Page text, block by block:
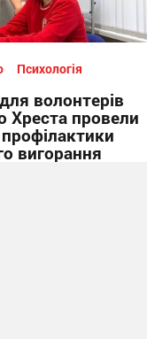
Психологія
волонтерів
Хреста провели
профілактики
вигорання